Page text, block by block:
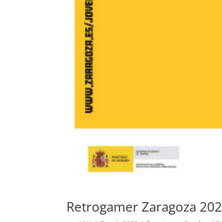
Retrogamer Zaragoza